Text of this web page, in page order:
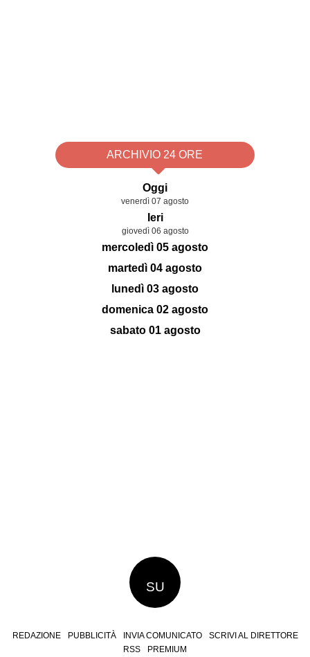
ARCHIVIO 24 ORE
Oggi
venerdì 07 agosto
Ieri
giovedì 06 agosto
mercoledì 05 agosto
martedì 04 agosto
lunedì 03 agosto
domenica 02 agosto
sabato 01 agosto
SU
REDAZIONE PUBBLICITÀ INVIA COMUNICATO
SCRIVI AL DIRETTORE
RSS
PREMIUM